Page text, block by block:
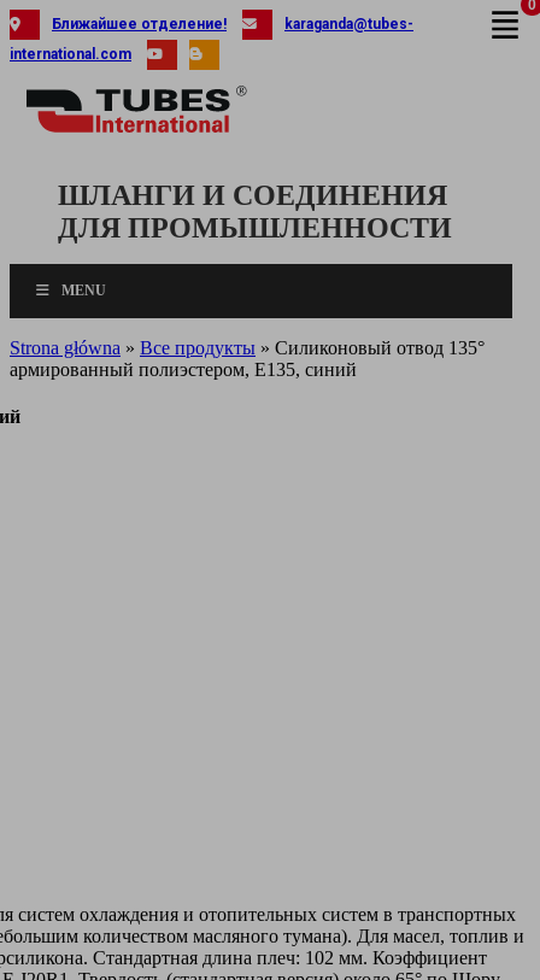
Skip
to
content
Ближайшее отделение!
karaganda@tubes-
international.com
ШЛАНГИ И СОЕДИНЕНИЯ
ДЛЯ ПРОМЫШЛЕННОСТИ
MENU
Strona główna » Все продукты » Силиконовый отвод 135°
армированный полиэстером, E135, синий
систем охлаждения и отопительных систем в транспортных
количеством масляного тумана). Для масел, топлив и
Стандартная длина плеч: 102 мм. Коэффициент
0